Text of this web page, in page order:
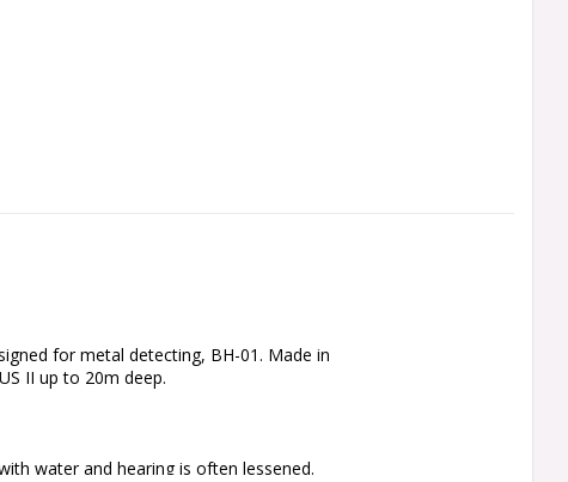
for metal detecting, BH-01. Made in
II up to 20m deep.
water and hearing is often lessened.